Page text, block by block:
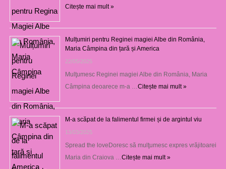
Citește mai mult »
Mulțumiri pentru Reginei magiei Albe din România,
Maria Câmpina din țară și America
22/05/2025
Mulţumesc Reginei magiei Albe din România, Maria
Câmpina deoarece m-a …Citește mai mult »
M-a scăpat de la falimentul firmei și de argintul viu
13/03/2025
Spread the loveDoresc să mulţumesc expres vrăjitoarei
Maria din Craiova …Citește mai mult »